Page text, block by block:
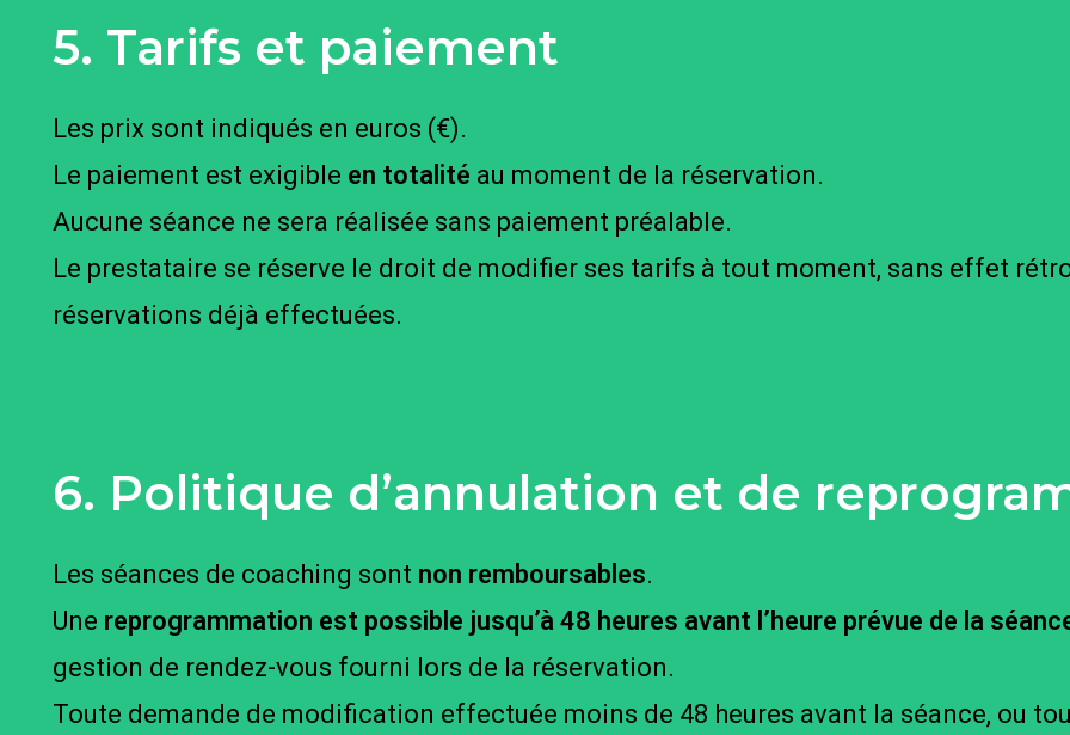
5. Tarifs et paiement
Les prix sont indiqués en euros (€).
Le paiement est exigible en totalité au moment de la réservation.
Aucune séance ne sera réalisée sans paiement préalable.
Le prestataire se réserve le droit de modifier ses tarifs à tout moment, sans effet
réservations déjà effectuées.
6. Politique d’annulation et de
Les séances de coaching sont non remboursables.
Une reprogrammation est possible jusqu’à 48 heures avant l’heure prévue de la
gestion de rendez-vous fourni lors de la réservation.
Toute demande de modification effectuée moins de 48 heures avant la séance, ou